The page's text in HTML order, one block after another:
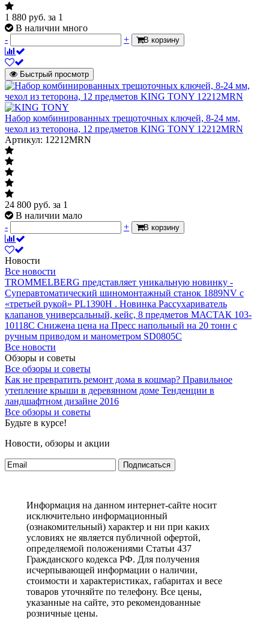
1 880 руб. за 1
В наличии много
-
+ В корзину
Быстрый просмотр
Набор комбинированных трещоточных ключей, 8-24 мм,
чехол из теторона, 12 предметов KING TONY 12212MRN
Артикул: 12212MRN
24 800 руб. за 1
В наличии мало
-
+ В корзину
Новости
Все новости
TROMMELBERG представляет уникальную новинку -
Суперавтоматический шиномонтажный станок 1889NV с
«третьей рукой» PL1390H . Новинка Рассухариватель
клапанов универсальный, кейс, 8 предметов МАСТАК 103-
10118C Снижена цена на Пресс напольный на 20 тонн с
ручным приводом и манометром SD0805C
Все новости
Обзоры и советы
Все обзоры и советы
Как не превратить ремонт дома в кошмар? Правильное
утепление крыши в деревянном доме Тенденции в
ландшафтном дизайне 2016
Все обзоры и советы
Будьте в курсе!
Новости, обзоры и акции
Подписаться
Информация на данном интернет-сайте носит
исключительно информационный
(ознакомительный) характер и ни при каких
условиях не является публичной офертой,
определяемой положениями Статьи 437
Гражданского кодекса РФ. Для получения
исчерпывающей информации о наличии,
стоимости и характеристиках, габаритах и весе
товаров уточняйте по телефону. Все цены,
указанные на сайте, это рекомендованные
розничные цены.